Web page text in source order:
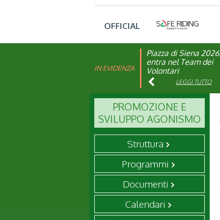
OFFICIAL
IN EVIDENZA
Piazza di Siena
entra nel Team dei
Volontari
LEGGI TUTTO
FISE: aperta la
affiliazione 2026
LEGGI TUTTO
PROMOZIONE E
SVILUPPO AGONISMO
Struttura
Programmi
Documenti
Calendari